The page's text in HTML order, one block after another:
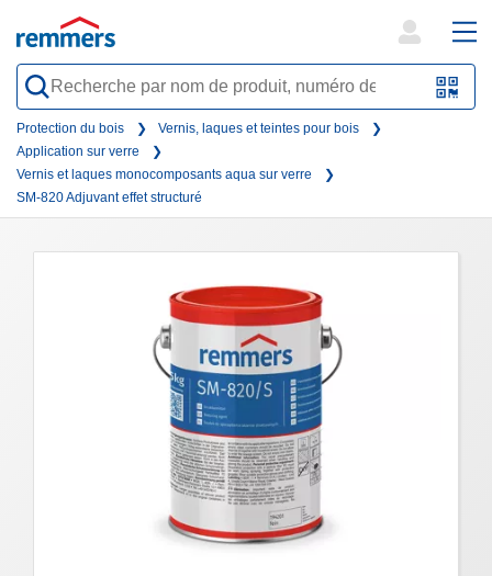
QR-
search
form
Protection du bois
Vernis, laques et teintes pour bois
Application sur verre
Vernis et laques monocomposants aqua sur verre
SM-820 Adjuvant effet structuré